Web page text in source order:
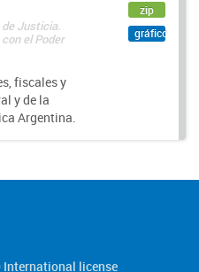
Justicia.
el Poder
fiscales y
y de la
Argentina.
zip
gráfico
license